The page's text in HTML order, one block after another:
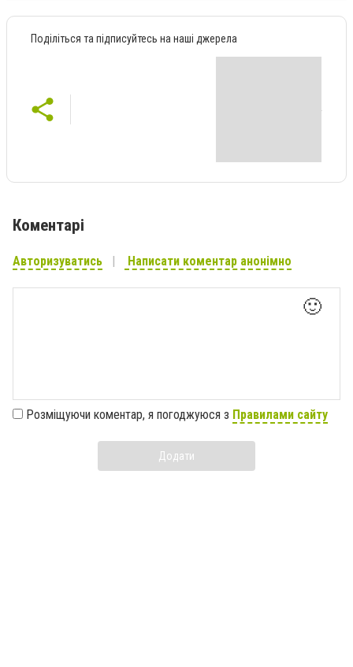
Поділіться та підписуйтесь на наші джерела
Коментарі
Авторизуватись Написати коментар анонімно
🙂
Розміщуючи коментар, я погоджуюся з Правилами сайту
Додати